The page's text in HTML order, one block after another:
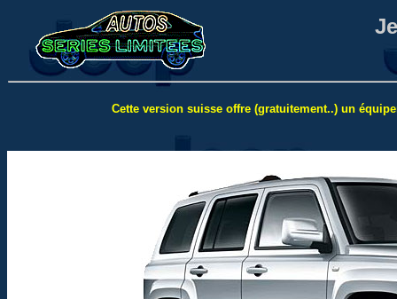
Cette version suisse offre (gratuitement..) un